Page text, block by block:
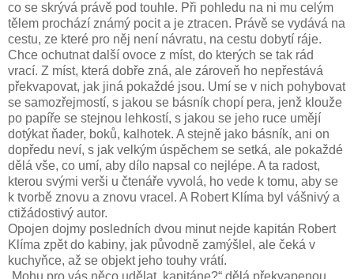
co se skrývá právě pod touhle. Při pohledu na ni mu celým
tělem prochází známý pocit a je ztracen. Právě se vydává na
cestu, ze které pro něj není návratu, na cestu dobytí ráje.
Chce ochutnat další ovoce z míst, do kterých se tak rád
vrací. Z míst, která dobře zná, ale zároveň ho nepřestává
překvapovat, jak jiná pokaždé jsou. Umí se v nich pohybovat
se samozřejmostí, s jakou se básník chopí pera, jenž klouže
po papíře se stejnou lehkostí, s jakou se jeho ruce umějí
dotýkat ňader, boků, kalhotek. A stejně jako básník, ani on
dopředu neví, s jak velkým úspěchem se setká, ale pokaždé
dělá vše, co umí, aby dílo napsal co nejlépe. A ta radost,
kterou svými verši u čtenáře vyvolá, ho vede k tomu, aby se
k tvorbě znovu a znovu vracel. A Robert Klíma byl vášnivý a
ctižádostivý autor.
Opojen dojmy posledních dvou minut nejde kapitán Robert
Klíma zpět do kabiny, jak původně zamýšlel, ale čeká v
kuchyňce, až se objekt jeho touhy vrátí.